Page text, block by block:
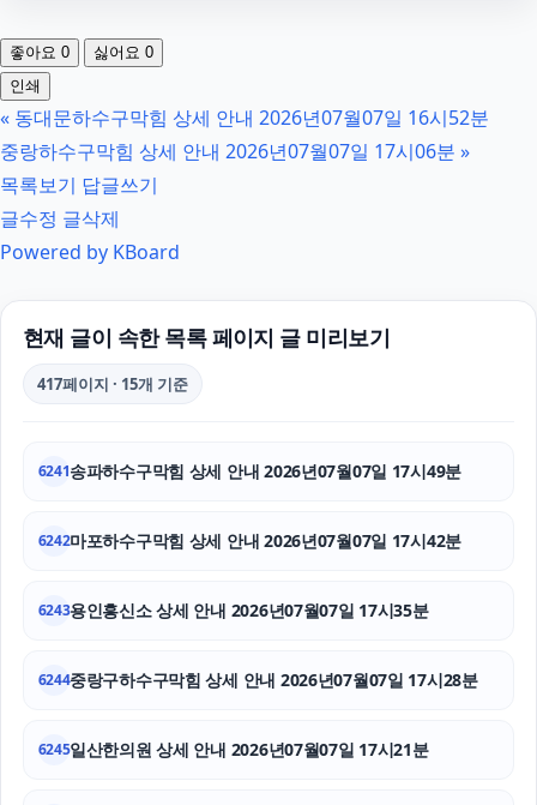
인스타그램 팔로워
상간녀위자료
트립닷컴 할인코드
양천구하수구막힘
이혼상담
의정부법무법인
좋아요 0 싫어요 0
인쇄
« 동대문하수구막힘 상세 안내 2026년07월07일 16시52분
중랑하수구막힘 상세 안내 2026년07월07일 17시06분 »
목록보기 답글쓰기
글수정 글삭제
Powered by KBoard
현재 글이 속한 목록 페이지 글 미리보기
417페이지 · 15개 기준
6241송파하수구막힘 상세 안내 2026년07월07일 17시49분
6242마포하수구막힘 상세 안내 2026년07월07일 17시42분
6243용인흥신소 상세 안내 2026년07월07일 17시35분
6244중랑구하수구막힘 상세 안내 2026년07월07일 17시28분
6245일산한의원 상세 안내 2026년07월07일 17시21분